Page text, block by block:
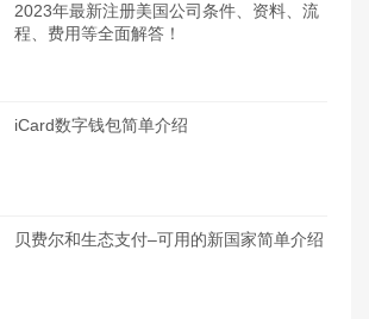
2023年最新注册美国公司条件、资料、流
程、费用等全面解答！
iCard数字钱包简单介绍
贝费尔和生态支付–可用的新国家简单介绍